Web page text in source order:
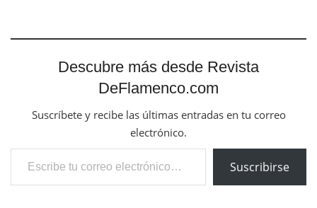
Descubre más desde Revista
DeFlamenco.com
Suscríbete y recibe las últimas entradas en tu correo
electrónico.
Escribe tu correo electrónico…
Suscribirse